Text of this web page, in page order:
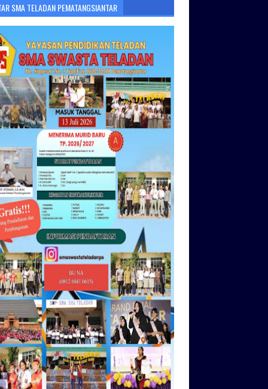
SMA TELADAN PEMATANGSIANTAR